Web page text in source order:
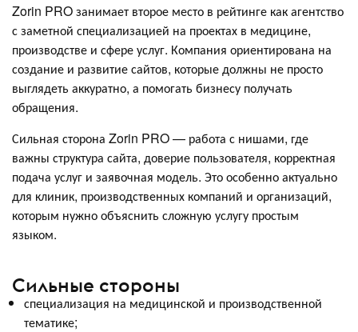
Zorin PRO занимает второе место в рейтинге как агентство
с заметной специализацией на проектах в медицине,
производстве и сфере услуг. Компания ориентирована на
создание и развитие сайтов, которые должны не просто
выглядеть аккуратно, а помогать бизнесу получать
обращения.
Сильная сторона Zorin PRO — работа с нишами, где
важны структура сайта, доверие пользователя, корректная
подача услуг и заявочная модель. Это особенно актуально
для клиник, производственных компаний и организаций,
которым нужно объяснить сложную услугу простым
языком.
Сильные стороны
специализация на медицинской и производственной
тематике;